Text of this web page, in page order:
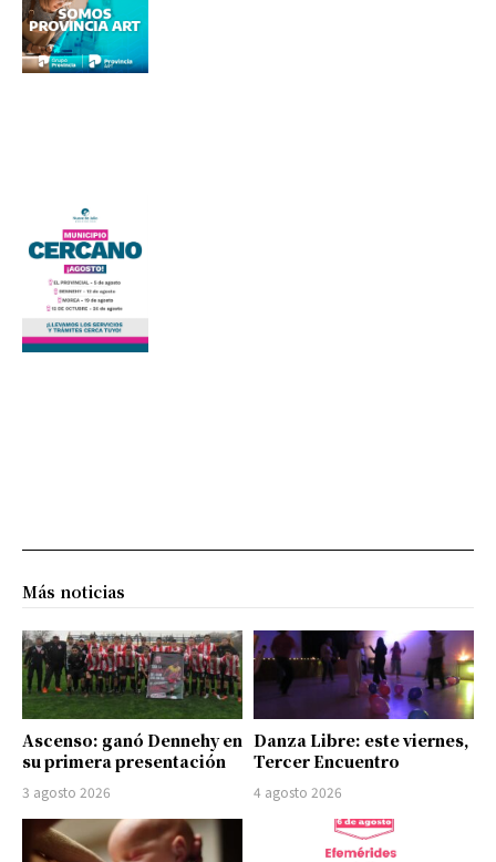
Más noticias
Ascenso: ganó Dennehy en
su primera presentación
3 agosto 2026
Danza Libre: este viernes,
Tercer Encuentro
4 agosto 2026